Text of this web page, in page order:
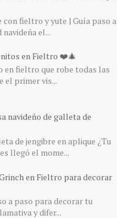
con fieltro y yute | Guía paso a
el...
en Fieltro ❤️🎄
en fieltro que robe todas las
el primer vis...
navideño de galleta de
de jengibre en aplique ¿Tu
llegó el mome...
en Fieltro para decorar
a paso para decorar tu
y difer...